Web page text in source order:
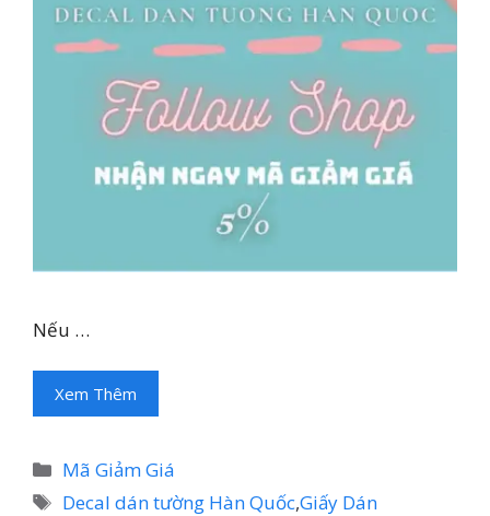
Nếu …
Xem Thêm
Danh
mục
Mã Giảm Giá
Thẻ
Decal dán tường Hàn Quốc,Giấy Dán